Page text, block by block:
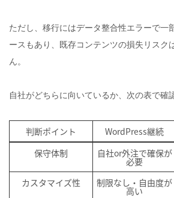
ただし、移行にはデータ整合性エラーで一
ースもあり、既存コンテンツの損失リスク
ん。
自社がどちらに向いているか、次の表で確
判断ポイント WordPress継続
保守体制
自社or外注で確保が
必要
カスタマイズ性
制限なし・自由度が
高い